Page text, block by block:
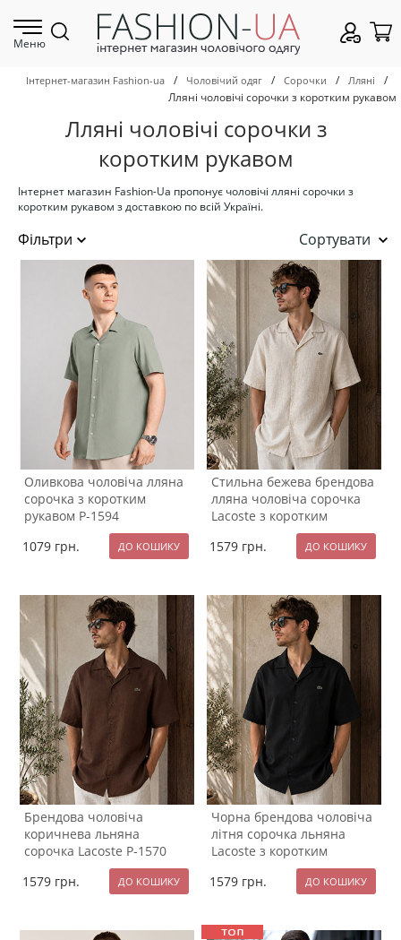
Меню
Інтернет-магазин Fashion-ua / Чоловічий одяг / Сорочки / Лляні
/
Лляні чоловічі сорочки з коротким рукавом
Лляні чоловічі сорочки з
коротким рукавом
Інтернет магазин Fashion-Ua пропонує чоловічі лляні сорочки з
коротким рукавом з доставкою по всій Україні.
Сортувати
Оливкова чоловіча лляна
сорочка з коротким
рукавом Р-1594
1079 грн.
Стильна бежева брендова
лляна чоловіча сорочка
Lacoste з коротким
рукавом Р-1572
1579 грн.
Брендова чоловіча
коричнева льняна
сорочка Lacoste Р-1570
1579 грн.
Чорна брендова чоловіча
літня сорочка льняна
Lacoste з коротким
рукавом Р-1571
1579 грн.